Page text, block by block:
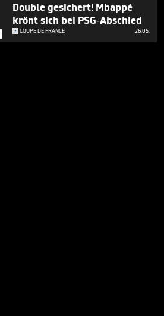
Double gesichert! Mbappé
krönt sich bei PSG-Abschied
COUPE DE FRANCE 26.05.